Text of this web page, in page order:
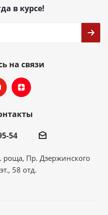
в курсе!
на связи
54
Пр. Дзержинского
58 отд.